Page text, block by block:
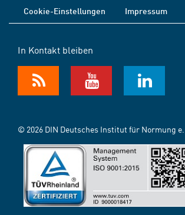
Cookie-Einstellungen
Impressum
In Kontakt bleiben
© 2026 DIN Deutsches Institut für Normung e.